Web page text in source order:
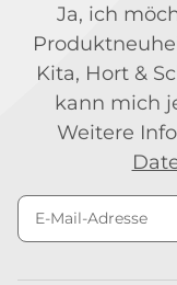
Ja, ich
Kita, Hort &
kann mich
Weitere